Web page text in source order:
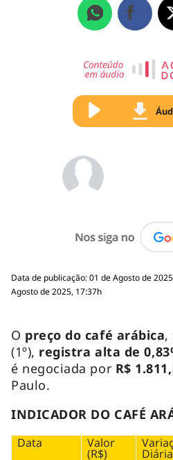
Data de publicação: 01 de Agosto de
Agosto de 2025, 17:37h
O preço do café arábica,
(1º), registra alta de
é negociada por R$
Paulo.
INDICADOR DO CAFÉ
Data Valor
(R$) Diária